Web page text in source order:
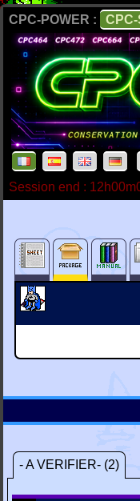
CPC-POWER : CPC-
Session end :
- A VERIFIER- (2)